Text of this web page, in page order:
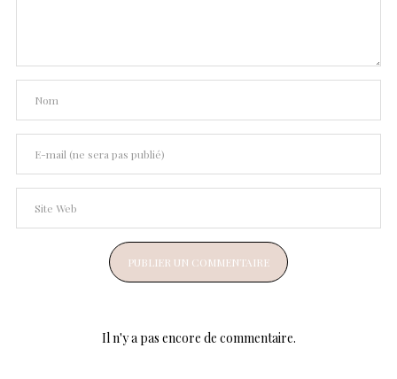
Il n'y a pas encore de commentaire.